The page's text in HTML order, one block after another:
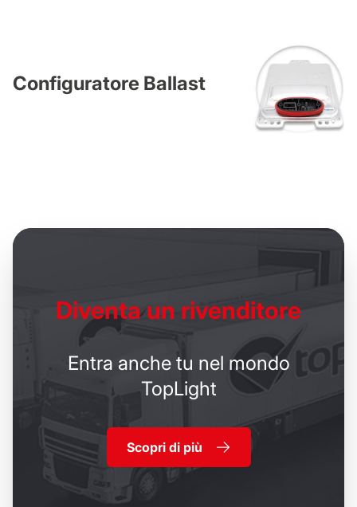
Configuratore Ballast
Diventa un rivenditore
Entra anche tu nel mondo
TopLight
Scopri di più